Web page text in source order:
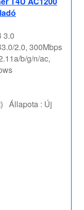
3.0
2.0, 300Mbps
b/g/n/ac,
Állapota : Új